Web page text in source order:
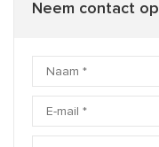
Neem contact op